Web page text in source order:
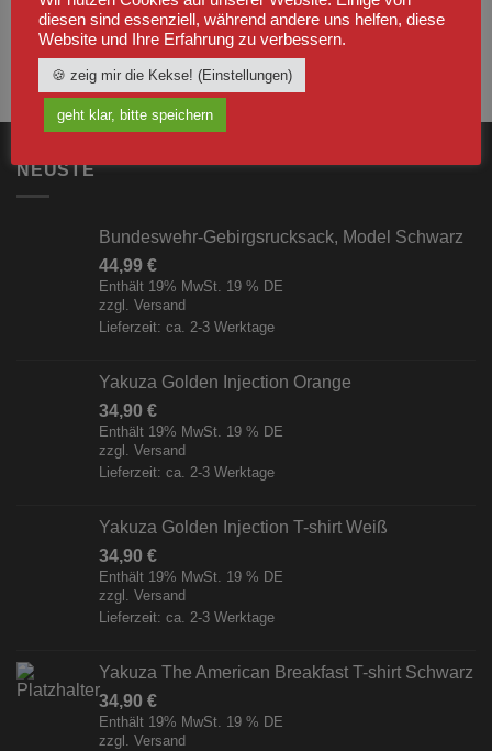
NEUSTE
Bundeswehr-Gebirgsrucksack, Model Schwarz
44,99 €
Enthält 19% MwSt. 19 % DE
zzgl. Versand
Lieferzeit: ca. 2-3 Werktage
Yakuza Golden Injection Orange
34,90 €
Enthält 19% MwSt. 19 % DE
zzgl. Versand
Lieferzeit: ca. 2-3 Werktage
Yakuza Golden Injection T-shirt Weiß
34,90 €
Enthält 19% MwSt. 19 % DE
zzgl. Versand
Lieferzeit: ca. 2-3 Werktage
Yakuza The American Breakfast T-shirt Schwarz
34,90 €
Enthält 19% MwSt. 19 % DE
zzgl. Versand
diesen sind essenziell, während andere uns helfen, diese
Website und Ihre Erfahrung zu verbessern.
🍪 zeig mir die Kekse! (Einstellungen)
geht klar, bitte speichern